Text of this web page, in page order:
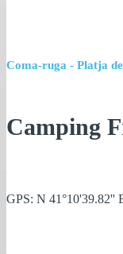
Coma-ruga - Platja
Camping
GPS: N 41°10'39.82''